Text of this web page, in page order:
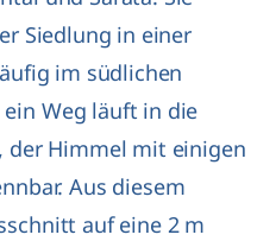
Siedlung in einer
im südlichen
Weg läuft in die
der Himmel mit einigen
Aus diesem
auf eine 2 m